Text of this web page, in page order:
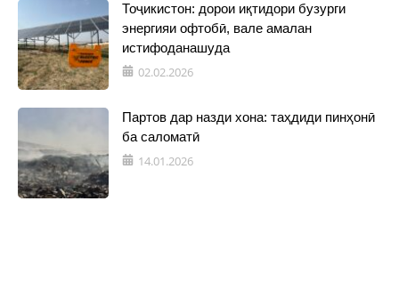
Тоҷикистон: дорои иқтидори бузурги
энергияи офтобӣ, вале амалан
истифоданашуда
02.02.2026
Партов дар назди хона: таҳдиди пинҳонӣ
ба саломатӣ
14.01.2026